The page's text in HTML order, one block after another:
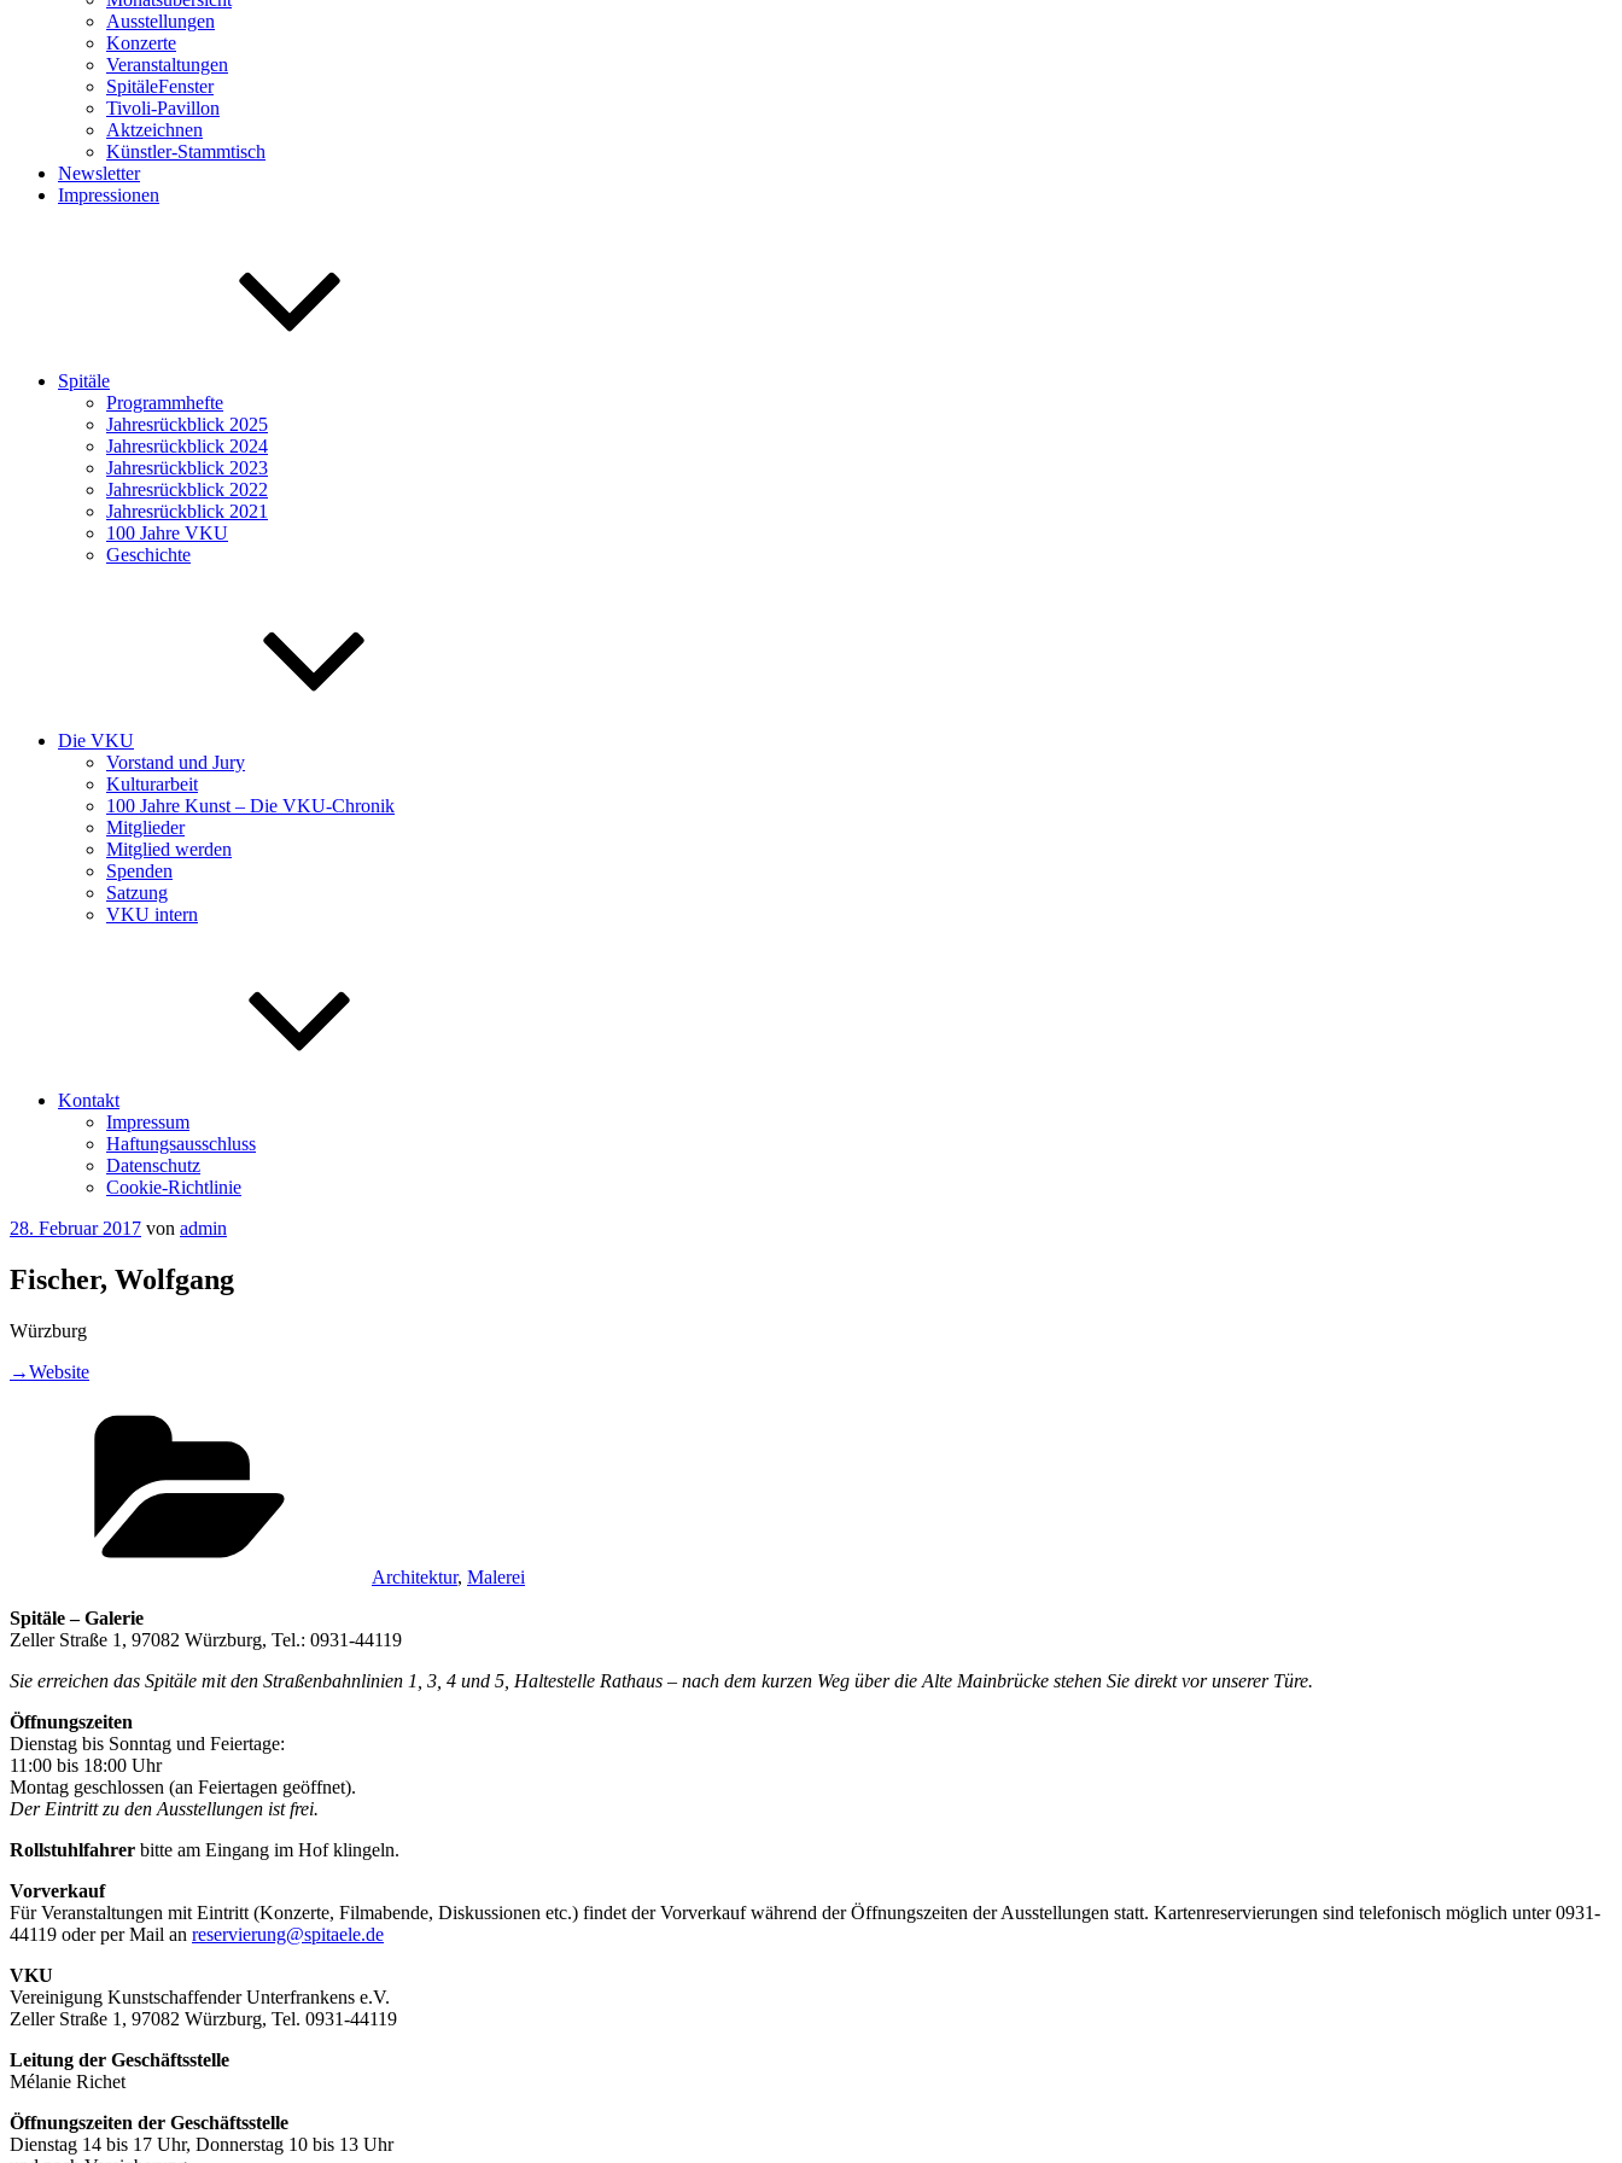
Ausstellungen
Konzerte
Veranstaltungen
SpitäleFenster
Tivoli-Pavillon
Aktzeichnen
Künstler-Stammtisch
Newsletter
Impressionen
Spitäle
Programmhefte
Jahresrückblick 2025
Jahresrückblick 2024
Jahresrückblick 2023
Jahresrückblick 2022
Jahresrückblick 2021
100 Jahre VKU
Geschichte
Die VKU
Vorstand und Jury
Kulturarbeit
100 Jahre Kunst – Die VKU-Chronik
Mitglieder
Mitglied werden
Spenden
Satzung
VKU intern
Kontakt
Impressum
Haftungsausschluss
Datenschutz
Cookie-Richtlinie
Veröffentlicht
28. Februar 2017 von admin
Fischer, Wolfgang
Würzburg
→Website
Architektur, Malerei
Spitäle – Galerie
Zeller Straße 1, 97082 Würzburg, Tel.: 0931-44119
Sie erreichen das Spitäle mit den Straßenbahnlinien 1, 3, 4 und 5, Haltestelle Rathaus – nach dem kurzen Weg über die Alte Mainbrücke stehen Sie direkt vor unserer Türe.
Öffnungszeiten
Dienstag bis Sonntag und Feiertage:
11:00 bis 18:00 Uhr
Montag geschlossen (an Feiertagen geöffnet).
Der Eintritt zu den Ausstellungen ist frei.
Rollstuhlfahrer bitte am Eingang im Hof klingeln.
Vorverkauf
Für Veranstaltungen mit Eintritt (Konzerte, Filmabende, Diskussionen etc.) findet der Vorverkauf während der Öffnungszeiten der Ausstellungen statt. Kartenreservierungen sind telefonisch möglich unter 0931-
44119 oder per Mail an reservierung@spitaele.de
VKU
Vereinigung Kunstschaffender Unterfrankens e.V.
Zeller Straße 1, 97082 Würzburg, Tel. 0931-44119
Leitung der Geschäftsstelle
Mélanie Richet
Öffnungszeiten der Geschäftsstelle
Dienstag 14 bis 17 Uhr, Donnerstag 10 bis 13 Uhr